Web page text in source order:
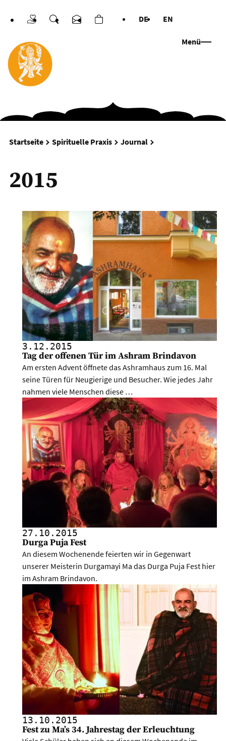
SpendenSucheKontaktWarenkorb
Sprachen DE EN
Menü
Startseite Spirituelle Praxis Journal
2015
3.12. 2015
Tag der offenen Tür im Ashram Brindavon
Am ersten Advent öffnete das Ashramhaus zum 16. Mal
seine Türen für Neugierige und Besucher. Wie jedes Jahr
nahmen viele Menschen diese …
27.10. 2015
Durga Puja Fest
An diesem Wochenende feierten wir in Gegenwart
unserer Meisterin Durgamayi Ma das Durga Puja Fest hier
im Ashram Brindavon.
13.10. 2015
Fest zu Ma’s 34. Jahrestag der Erleuchtung